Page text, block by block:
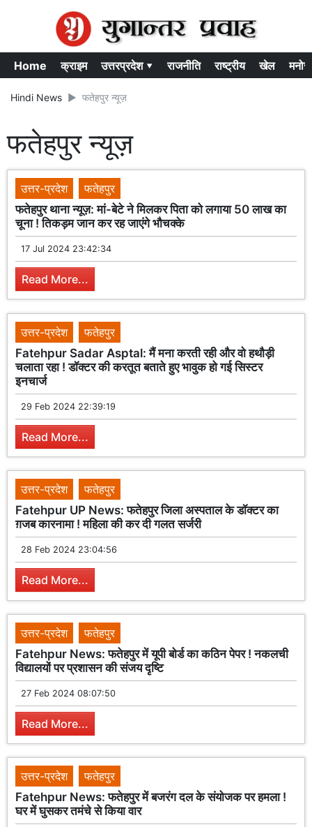
Home क्राइम उत्तरप्रदेश ▾ राजनीति राष्ट्रीय खेल
Hindi News फतेहपुर न्यूज़
फतेहपुर न्यूज़
उत्तर-प्रदेश
फतेहपुर
फतेहपुर थाना न्यूज़: मां-बेटे ने मिलकर पिता को लगाया 50 लाख का
चूना ! तिकड़म जान कर रह जाएंगे भौचक्के
17 Jul 2024 23:42:34
Read More...
उत्तर-प्रदेश
फतेहपुर
Fatehpur Sadar Asptal: मैं मना करती रही और वो हथौड़ी
चलाता रहा ! डॉक्टर की करतूत बताते हुए भावुक हो गई सिस्टर
इनचार्ज
29 Feb 2024 22:39:19
Read More...
उत्तर-प्रदेश
फतेहपुर
Fatehpur UP News: फतेहपुर जिला अस्पताल के डॉक्टर का
ग़जब कारनामा ! महिला की कर दी गलत सर्जरी
28 Feb 2024 23:04:56
Read More...
उत्तर-प्रदेश
फतेहपुर
Fatehpur News: फतेहपुर में यूपी बोर्ड का कठिन पेपर ! नकलची
विद्यालयों पर प्रशासन की संजय दृष्टि
27 Feb 2024 08:07:50
Read More...
उत्तर-प्रदेश
फतेहपुर
Fatehpur News: फतेहपुर में बजरंग दल के संयोजक पर हमला !
घर में घुसकर तमंचे से किया वार